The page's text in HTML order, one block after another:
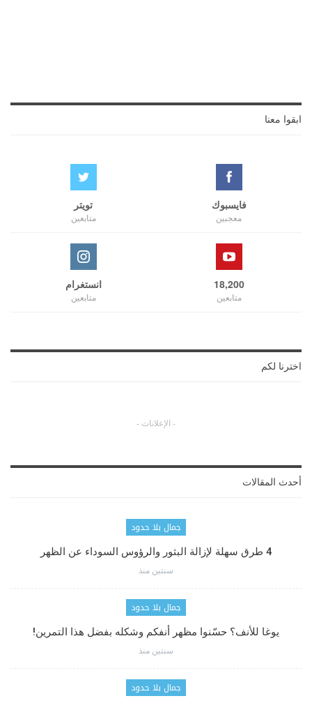
ابقوا معنا
فايسبوك
معجبين
تويتر
متابعين
18,200
متابعين
انستغرام
متابعين
اخترنا لكم
- الإعلانات -
أحدث المقالات
جمال بلا حدود
4 طرق سهلة لإزالة البثور والرؤوس السوداء عن الظهر
سنتين منذ
جمال بلا حدود
يوغا للأنف؟ حسّنوا مظهر أنفكم وشكله بفضل هذا التمرين!
سنتين منذ
جمال بلا حدود